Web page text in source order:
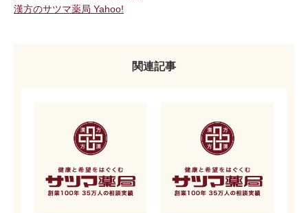
漢方のサツマ薬局 Yahoo!
関連記事